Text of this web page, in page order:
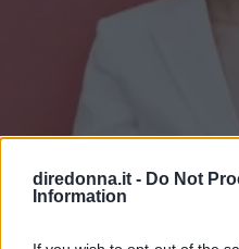
diredonna.it - Do Not
Information